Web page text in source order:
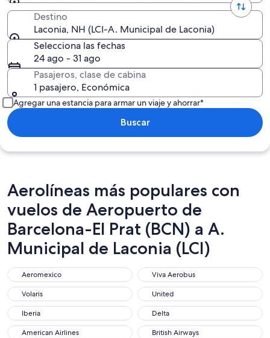
Destino
Laconia, NH (LCI-A. Municipal de Laconia)
Selecciona las fechas
24 ago - 31 ago
Pasajeros, clase de cabina
1 pasajero, Económica
Agregar una estancia para armar un viaje y ahorrar*
Buscar
Aerolíneas más populares con
vuelos de Aeropuerto de
Barcelona-El Prat (BCN) a A.
Municipal de Laconia (LCI)
Aeromexico
Aeromexico Viva Aerobus
Viva Aerobus
Volaris
Volaris United
United
Iberia
Iberia Delta
Delta
American Airlines
American Airlines British Airways
British Airways